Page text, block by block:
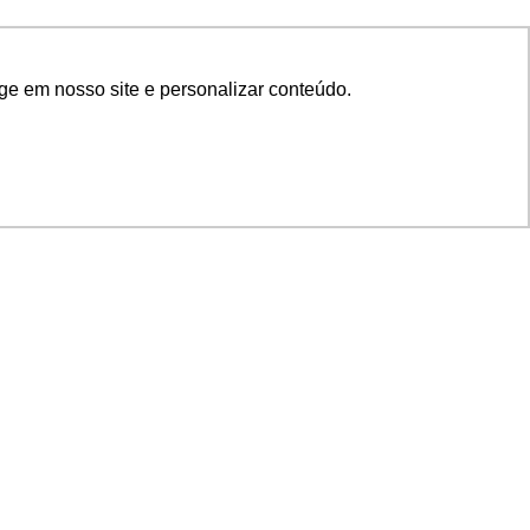
em nosso site e personalizar conteúdo.